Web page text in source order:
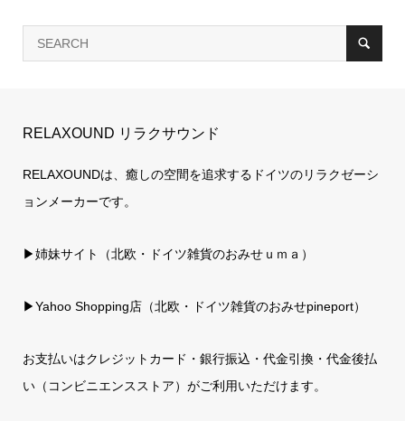
RELAXOUND リラクサウンド
RELAXOUNDは、癒しの空間を追求するドイツのリラクゼーシ
ョンメーカーです。
▶姉妹サイト（北欧・ドイツ雑貨のおみせｕｍａ）
▶Yahoo Shopping店（北欧・ドイツ雑貨のおみせpineport）
お支払いはクレジットカード・銀行振込・代金引換・代金後払
い（コンビニエンスストア）がご利用いただけます。